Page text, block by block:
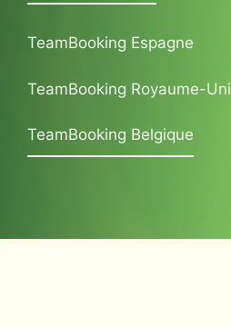
TeamBooking Espagne
TeamBooking Royaume-Uni
TeamBooking Belgique